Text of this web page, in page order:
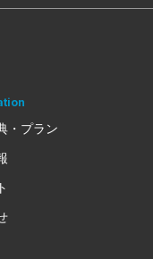
・プラン